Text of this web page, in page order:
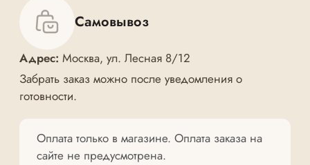
Самовывоз
Адрес: Москва, ул. Лесная 8/12
Забрать заказ можно после уведомления о
готовности.
Оплата только в магазине. Оплата заказа на
сайте не предусмотрена.